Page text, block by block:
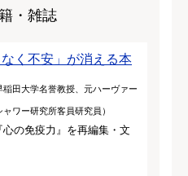
・雑誌
なく不安」が消える本
稲田大学名誉教授、元ハーヴァー
ャワー研究所客員研究員）
心の免疫力』を再編集・文